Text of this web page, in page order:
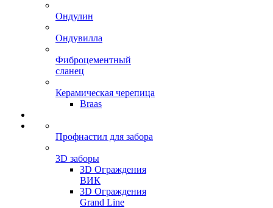
Ондулин
Ондувилла
Фиброцементный
сланец
Керамическая черепица
Braas
Профнастил для забора
3D заборы
3D Ограждения
ВИК
3D Ограждения
Grand Line